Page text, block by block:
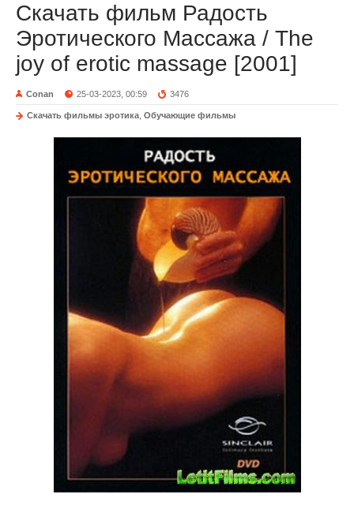
Скачать фильм Радость
Эротического Массажа / The
joy of erotic massage [2001]
Conan 25-03-2023, 00:59 3476
Скачать фильмы эротика Обучающие фильмы